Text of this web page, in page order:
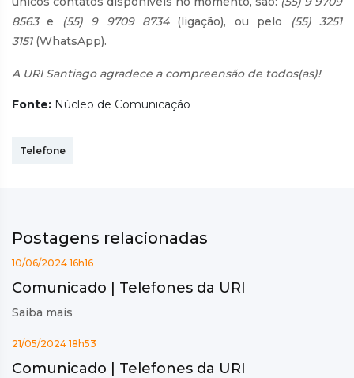
8563e (55) 9 9709 8734(ligação), ou pelo (55) 3251
3151(WhatsApp).
A URI Santiago agradece a compreensão de todos(as)!
Fonte: Núcleo de Comunicação
Telefone
Postagens relacionadas
10/06/2024 16h16
Comunicado | Telefones da URI
Saiba mais
21/05/2024 18h53
Comunicado | Telefones da URI